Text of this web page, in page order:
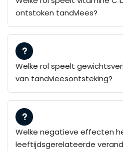
ontstoken tandvlees?
Welke rol speelt
van tandvleesontsteking?
Welke negatieve effecten
leeftijdsgerelateerde